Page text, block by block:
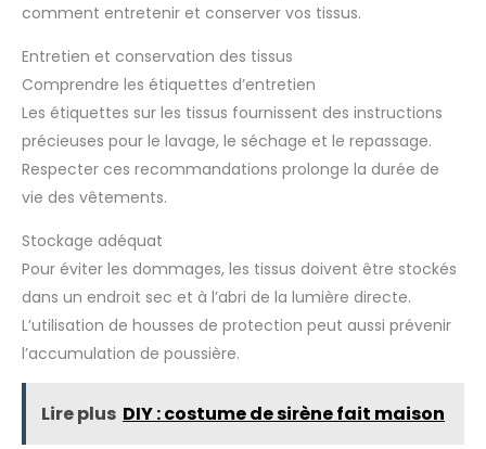
comment entretenir et conserver vos tissus.
Entretien et conservation des tissus
Comprendre les étiquettes d’entretien
Les étiquettes sur les tissus fournissent des instructions
précieuses pour le lavage, le séchage et le repassage.
Respecter ces recommandations prolonge la durée de
vie des vêtements.
Stockage adéquat
Pour éviter les dommages, les tissus doivent être stockés
dans un endroit sec et à l’abri de la lumière directe.
L’utilisation de housses de protection peut aussi prévenir
l’accumulation de poussière.
Lire plus DIY : costume de sirène fait maison